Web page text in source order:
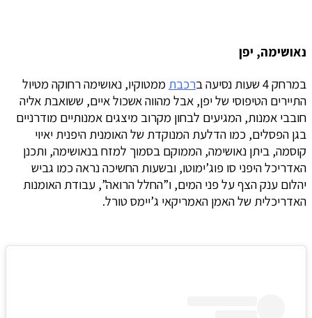
נאושימה, יפן
במרחק 4 שעות נסיעה ב
רכבת ממטוקיו, נאושימה רחוקה מטיול
התיירים הטיפוסי של יפן, אבל מהווה אשכול איים, ששואבת אליה
חובבי אמנות, המגיעים לבחון מקרוב מיצגים אמנותיים מודרניים
בגן הפסלים, כמו הדלעת המנוקדת של האומנית היפנית יאיוי
קוסמה, ביתן נאושימה, הממוקם בסמוך למזח בנאושימה, ותכנן
האדריכל היפני סו פוג’ימוטו, ובשעות החשיכה נראה כמו גביש
יהלום ענק הצף על פני המים, ו”החלל הרואה”, עבודת האומנות
האדריכלית של האמן האמריקאי ג’יימס טורל.